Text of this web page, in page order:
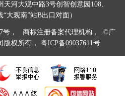
河大观中路3号创智创意园108、
“大观南”站B出口对面）
号，
商标注册备案代理机构， ©广
版权所有， 粤ICP备09037611号